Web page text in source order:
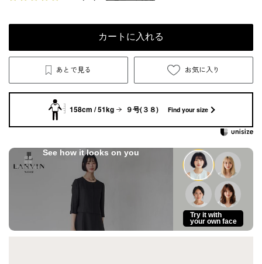
カートに入れる
あとで見る お気に入り
158cm / 51kg ９号(３８) Find your size
See how it looks on you
Try it with
your own face